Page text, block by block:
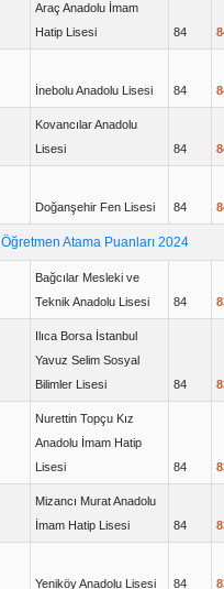
Araç Anadolu İmam
Hatip Lisesi
84
İnebolu Anadolu Lisesi 84
Kovancılar Anadolu
Lisesi
84
Doğanşehir Fen Lisesi 84
Öğretmen Atama Puanları 2024
Bağcılar Mesleki ve
Teknik Anadolu Lisesi
84
Ilıca Borsa İstanbul
Yavuz Selim Sosyal
Bilimler Lisesi
84
Nurettin Topçu Kız
Anadolu İmam Hatip
Lisesi
84
Mizancı Murat Anadolu
İmam Hatip Lisesi
84
Yeniköy Anadolu Lisesi 84